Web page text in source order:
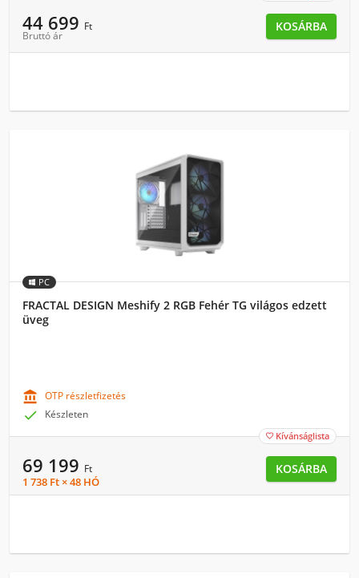
44 699 Ft
Bruttó ár
KOSÁRBA
PC
FRACTAL DESIGN Meshify 2 RGB Fehér TG világos edzett
üveg
 OTP részletfizetés
 Készleten
 Kívánságlista
69 199 Ft
1 738 Ft × 48 HÓ
KOSÁRBA